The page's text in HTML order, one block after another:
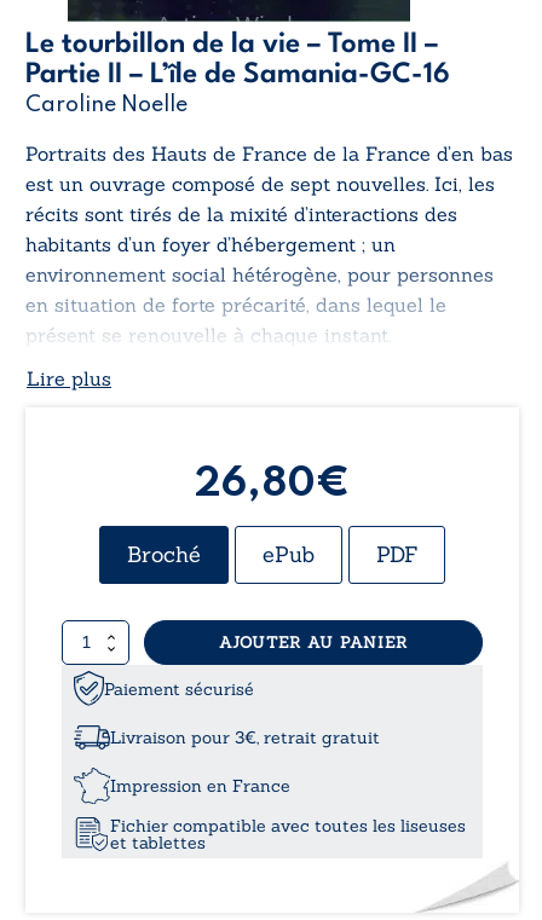
Le tourbillon de la vie – Tome II –
Partie II – L’île de Samania-GC-16
Caroline Noelle
Portraits des Hauts de France de la France d’en bas
est un ouvrage composé de sept nouvelles. Ici, les
récits sont tirés de la mixité d’interactions des
habitants d’un foyer d’hébergement ; un
environnement social hétérogène, pour personnes
en situation de forte précarité, dans lequel le
présent se renouvelle à chaque instant.
Lire plus
26,80€
Broché ePub PDF
quantité
de
Le
tourbillon
de
vie
Tome
AJOUTER AU PANIER
Paiement sécurisé
Livraison pour 3€, retrait gratuit
Impression en France
Fichier compatible avec toutes les liseuses
et tablettes